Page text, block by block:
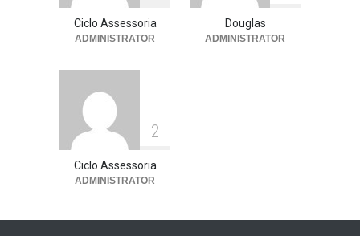
Ciclo Assessoria
ADMINISTRATOR
Douglas
ADMINISTRATOR
2
Ciclo Assessoria
ADMINISTRATOR